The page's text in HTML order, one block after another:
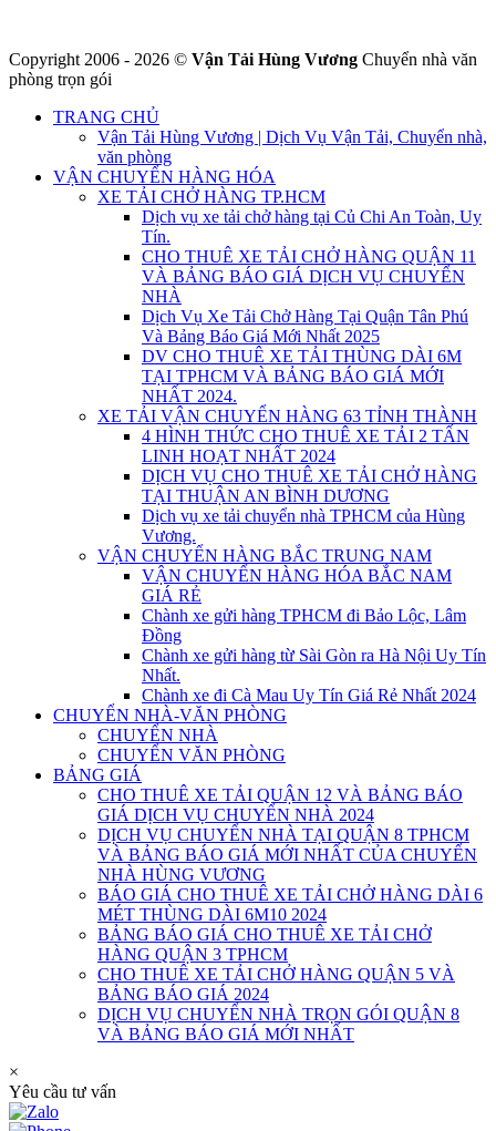
Copyright 2006 - 2026 © Vận Tải Hùng Vương Chuyển nhà văn
phòng trọn gói
TRANG CHỦ
Vận Tải Hùng Vương | Dịch Vụ Vận Tải, Chuyển nhà,
văn phòng
VẬN CHUYỂN HÀNG HÓA
XE TẢI CHỞ HÀNG TP.HCM
Dịch vụ xe tải chở hàng tại Củ Chi An Toàn, Uy
Tín.
CHO THUÊ XE TẢI CHỞ HÀNG QUẬN 11
VÀ BẢNG BÁO GIÁ DỊCH VỤ CHUYỂN
NHÀ
Dịch Vụ Xe Tải Chở Hàng Tại Quận Tân Phú
Và Bảng Báo Giá Mới Nhất 2025
DV CHO THUÊ XE TẢI THÙNG DÀI 6M
TẠI TPHCM VÀ BẢNG BÁO GIÁ MỚI
NHẤT 2024.
XE TẢI VẬN CHUYỂN HÀNG 63 TỈNH THÀNH
4 HÌNH THỨC CHO THUÊ XE TẢI 2 TẤN
LINH HOẠT NHẤT 2024
DỊCH VỤ CHO THUÊ XE TẢI CHỞ HÀNG
TẠI THUẬN AN BÌNH DƯƠNG
Dịch vụ xe tải chuyển nhà TPHCM của Hùng
Vương.
VẬN CHUYỂN HÀNG BẮC TRUNG NAM
VẬN CHUYỂN HÀNG HÓA BẮC NAM
GIÁ RẺ
Chành xe gửi hàng TPHCM đi Bảo Lộc, Lâm
Đồng
Chành xe gửi hàng từ Sài Gòn ra Hà Nội Uy Tín
Nhất.
Chành xe đi Cà Mau Uy Tín Giá Rẻ Nhất 2024
CHUYỂN NHÀ-VĂN PHÒNG
CHUYỂN NHÀ
CHUYỂN VĂN PHÒNG
BẢNG GIÁ
CHO THUÊ XE TẢI QUẬN 12 VÀ BẢNG BÁO
GIÁ DỊCH VỤ CHUYỂN NHÀ 2024
DỊCH VỤ CHUYỂN NHÀ TẠI QUẬN 8 TPHCM
VÀ BẢNG BÁO GIÁ MỚI NHẤT CỦA CHUYỂN
NHÀ HÙNG VƯƠNG
BÁO GIÁ CHO THUÊ XE TẢI CHỞ HÀNG DÀI 6
MÉT THÙNG DÀI 6M10 2024
BẢNG BÁO GIÁ CHO THUÊ XE TẢI CHỞ
HÀNG QUẬN 3 TPHCM
CHO THUÊ XE TẢI CHỞ HÀNG QUẬN 5 VÀ
BẢNG BÁO GIÁ 2024
DỊCH VỤ CHUYỂN NHÀ TRỌN GÓI QUẬN 8
VÀ BẢNG BÁO GIÁ MỚI NHẤT
×
Yêu cầu tư vấn